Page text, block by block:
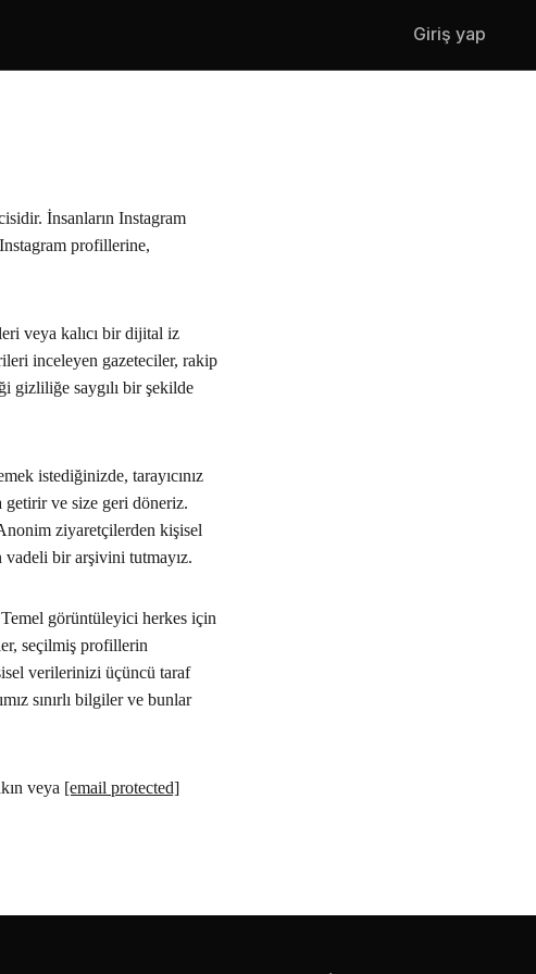
Giriş yap
İnsanların Instagram
profillerine,
veya kalıcı bir dijital iz
inceleyen gazeteciler, rakip
gizliliğe saygılı bir şekilde
istediğinizde, tarayıcınız
getirir ve size geri döneriz.
ziyaretçilerden kişisel
bir arşivini tutmayız.
görüntüleyici herkes için
seçilmiş profillerin
verilerinizi üçüncü taraf
sınırlı bilgiler ve bunlar
veya [email protected]